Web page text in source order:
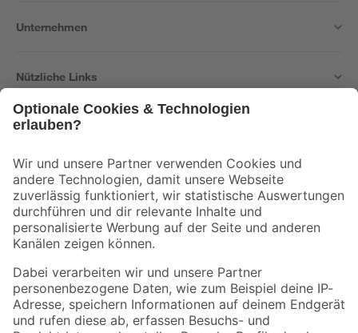
Unternehmen
Nützliche Links
Der toom Newsletter: Keine Angebote und Aktionen mehr verpassen!
Zur Newsletter Anmeldung
Folge uns
Zahlungsarten Versandarten